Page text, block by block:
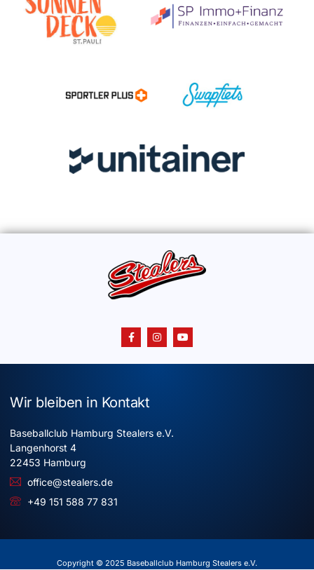
Wir bleiben in Kontakt
Baseballclub Hamburg Stealers e.V.
Langenhorst 4
22453 Hamburg
office@stealers.de
+49 151 588 77 831
Copyright © 2025 Baseballclub Hamburg Stealers e.V.